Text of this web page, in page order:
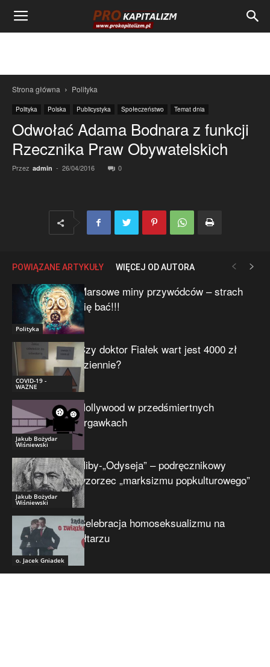
Strona główna Polityka
Polityka Polska Publicystyka Społeczeństwo Temat dnia
Odwołać Adama Bodnara z funkcji
Rzecznika Praw Obywatelskich
Przez admin - 26/04/2016 0
POWIĄZANE ARTYKUŁY WIĘCEJ OD AUTORA
Polityka
Marsowe miny przywódców – strach
się bać!!!
COVID-19 -
WAŻNE
Czy doktor Fiałek wart jest 4000 zł
dziennie?
Jakub Bożydar
Wiśniewski
Hollywood w przedśmiertnych
drgawkach
Jakub Bożydar
Wiśniewski
Niby-„Odyseja” – podręcznikowy
wzorzec „marksizmu popkulturowego”
o. Jacek Gniadek
Celebracja homoseksualizmu na
ołtarzu